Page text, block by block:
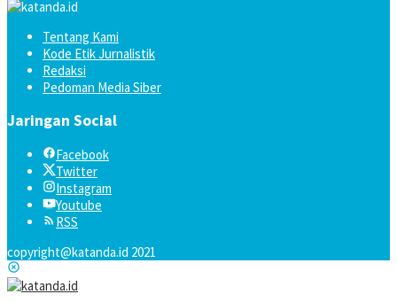
Tentang Kami
Kode Etik Jurnalistik
Redaksi
Pedoman Media Siber
Jaringan Social
Facebook
Twitter
Instagram
Youtube
RSS
copyright@katanda.id 2021